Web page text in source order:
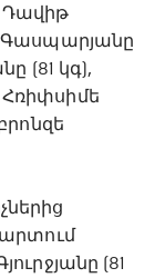
Դավիթ
Գասպարյանը
(81 կգ),
(81